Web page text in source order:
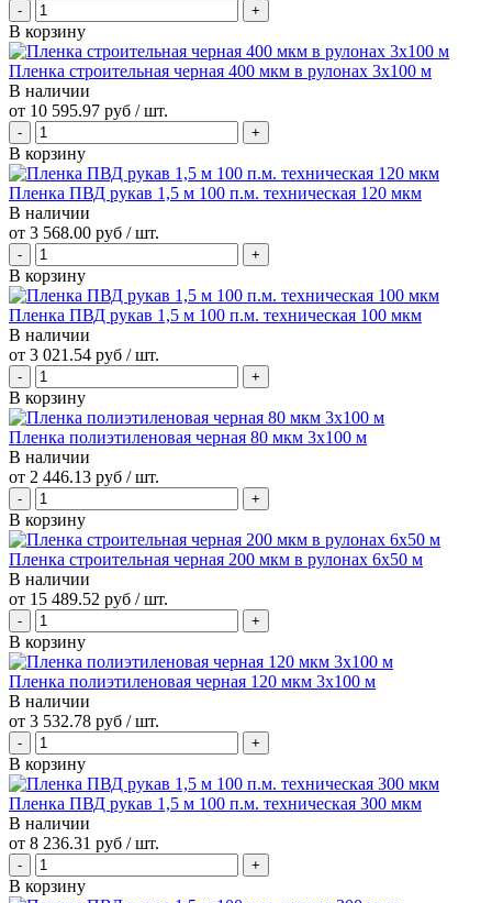
В корзину
Пленка строительная черная 400 мкм в рулонах 3х100 м
В наличии
от 10 595.97 руб / шт.
В корзину
Пленка ПВД рукав 1,5 м 100 п.м. техническая 120 мкм
В наличии
от 3 568.00 руб / шт.
В корзину
Пленка ПВД рукав 1,5 м 100 п.м. техническая 100 мкм
В наличии
от 3 021.54 руб / шт.
В корзину
Пленка полиэтиленовая черная 80 мкм 3х100 м
В наличии
от 2 446.13 руб / шт.
В корзину
Пленка строительная черная 200 мкм в рулонах 6х50 м
В наличии
от 15 489.52 руб / шт.
В корзину
Пленка полиэтиленовая черная 120 мкм 3х100 м
В наличии
от 3 532.78 руб / шт.
В корзину
Пленка ПВД рукав 1,5 м 100 п.м. техническая 300 мкм
В наличии
от 8 236.31 руб / шт.
В корзину